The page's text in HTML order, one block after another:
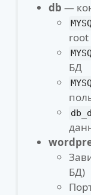
db —
root
БД
БД)